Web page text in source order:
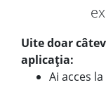
Uite doar
aplicația:
Ai acces